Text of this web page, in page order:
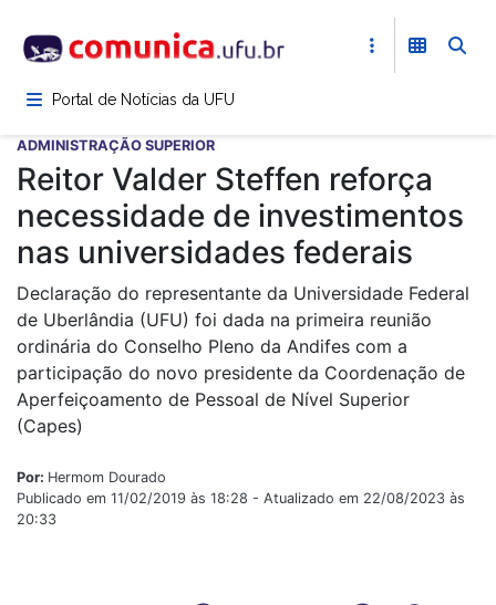
para
conteúdoPortal de Notícias da UFU
ADMINISTRAÇÃO SUPERIOR
Reitor Valder Steffen reforça
necessidade de investimentos
nas universidades federais
Declaração do representante da Universidade Federal
de Uberlândia (UFU) foi dada na primeira reunião
ordinária do Conselho Pleno da Andifes com a
participação do novo presidente da Coordenação de
Aperfeiçoamento de Pessoal de Nível Superior
(Capes)
Por: Hermom Dourado
Publicado em 11/02/2019 às 18:28 - Atualizado em 22/08/2023 às
20:33